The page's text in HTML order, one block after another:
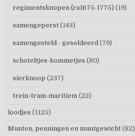
regimentsknopen (ca1675-1775) (19)
samengeperst (143)
samengesteld - gesoldeerd (79)
schoteltjes-kommetjes (80)
sierknoop (237)
trein-tram-maritiem (22)
loodjes (1125)
Munten, penningen en muntgewicht (82)